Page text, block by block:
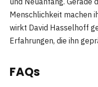
Menschlichkeit machen
wirkt David Hasselhoff
Erfahrungen, die ihn
FAQs